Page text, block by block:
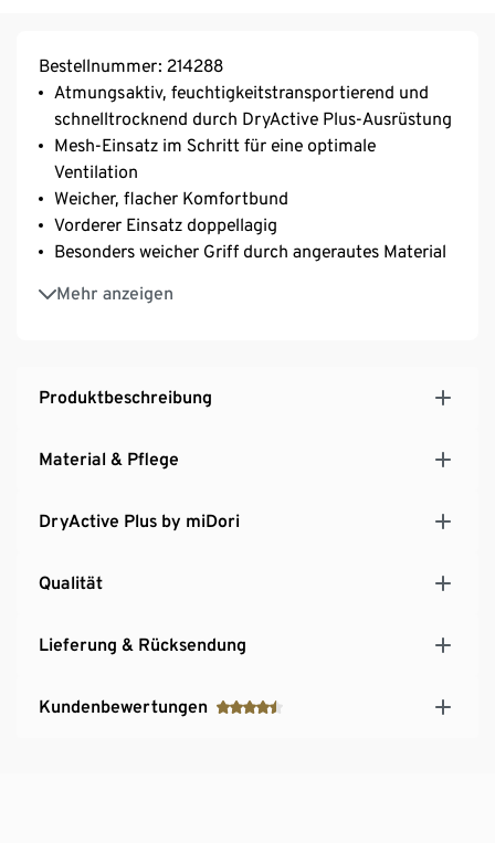
Bestellnummer: 214288
Atmungsaktiv, feuchtigkeitstransportierend und
schnelltrocknend durch DryActive Plus-Ausrüstung
Mesh-Einsatz im Schritt für eine optimale
Ventilation
Weicher, flacher Komfortbund
Vorderer Einsatz doppellagig
Besonders weicher Griff durch angerautes Material
Mehr anzeigen
Elastische Flatlocknähte auf Vorder- und Rückseite
– kein Scheuern
Produktbeschreibung
Material & Pflege
DryActive Plus by miDori
Qualität
Lieferung & Rücksendung
Kundenbewertungen